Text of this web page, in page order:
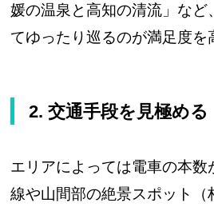
媛の温泉と高知の清流」など
てゆったり巡るのが満足度を
2. 交通手段を見極める
エリアによっては電車の本数
線や山間部の絶景スポット（